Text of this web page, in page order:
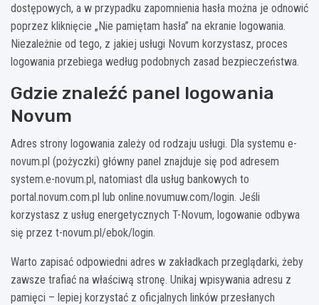
dostępowych, a w przypadku zapomnienia hasła można je odnowić
poprzez kliknięcie „Nie pamiętam hasła” na ekranie logowania.
Niezależnie od tego, z jakiej usługi Novum korzystasz, proces
logowania przebiega według podobnych zasad bezpieczeństwa.
Gdzie znaleźć panel logowania
Novum
Adres strony logowania zależy od rodzaju usługi. Dla systemu e-
novum.pl (pożyczki) główny panel znajduje się pod adresem
system.e-novum.pl, natomiast dla usług bankowych to
portal.novum.com.pl lub online.novumuw.com/login. Jeśli
korzystasz z usług energetycznych T-Novum, logowanie odbywa
się przez t-novum.pl/ebok/login.
Warto zapisać odpowiedni adres w zakładkach przeglądarki, żeby
zawsze trafiać na właściwą stronę. Unikaj wpisywania adresu z
pamięci – lepiej korzystać z oficjalnych linków przesłanych